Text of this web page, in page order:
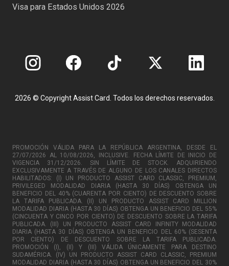
Visa para Estados Unidos 2026
2026 © Copyright Assist Card. Todos los derechos reservados.
PROMOCIÓN VÁLIDA PARA LA REPÚBLICA ARGENTINA, DESDE EL
27/07/2026 AL 10/08/2026, INCLUSIVE. FECHA LÍMITE DE INICIO DE
VIGENCIA 31/12/2026. SIN LÍMITE DE STOCK. ADQUIRIENDO
EXCLUSIVAMENTE A TRAVÉS DE ALGUNO DE LOS CANALES DIRECTOS
HABILITADOS: (I) UN PRODUCTO ASSIST CARD CLASSIC, PREMIUM,
PRIVILEGED MODALIDAD DIARIA (HASTA 30 DÍAS) OBTENGA UN
BENEFICIO DEL 40% (CUARENTA POR CIENTO) DE DESCUENTO SOBRE
LA TARIFA PUBLICADA. (II) UN PRODUCTO ASSIST CARD MILLION
MODALIDAD DIARIA (HASTA 30 DÍAS) OBTENGA UN BENEFICIO DEL 55%
(CINCUENTA Y CINCO POR CIENTO) DE DESCUENTO SOBRE LA TARIFA
PUBLICADA. (III) UN PRODUCTO ASSIST CARD INFINITY MODALIDAD
DIARIA (HASTA 30 DÍAS) OBTENGA UN BENEFICIO DEL 60% (SESENTA
POR CIENTO) DE DESCUENTO SOBRE LA TARIFA PUBLICADA.
PROMOCIÓN (I), (II) Y (III) VÁLIDA ÚNICAMENTE PARA DESTINO
SUDAMÉRICA. (IV) UN PRODUCTO ASSIST CARD CLASSIC, PREMIUM
MODALIDAD DIARIA (HASTA 30 DÍAS) OBTENGA UN BENEFICIO DEL 30%